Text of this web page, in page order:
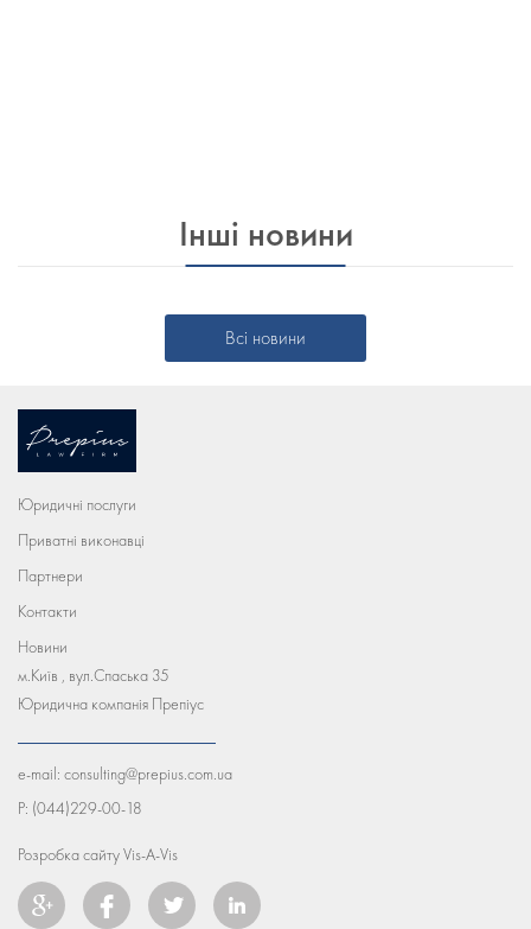
Інші новини
Всі новини
Юридичні послуги
Приватні виконавці
Партнери
Контакти
Новини
м.Київ , вул.Спаська 35
Юридична компанія Препіус
e-mail: consulting@prepius.com.ua
P: (044)229-00-18
Розробка сайтуVis-A-Vis